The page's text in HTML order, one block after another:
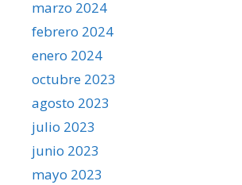
marzo 2024
febrero 2024
enero 2024
octubre 2023
agosto 2023
julio 2023
junio 2023
mayo 2023